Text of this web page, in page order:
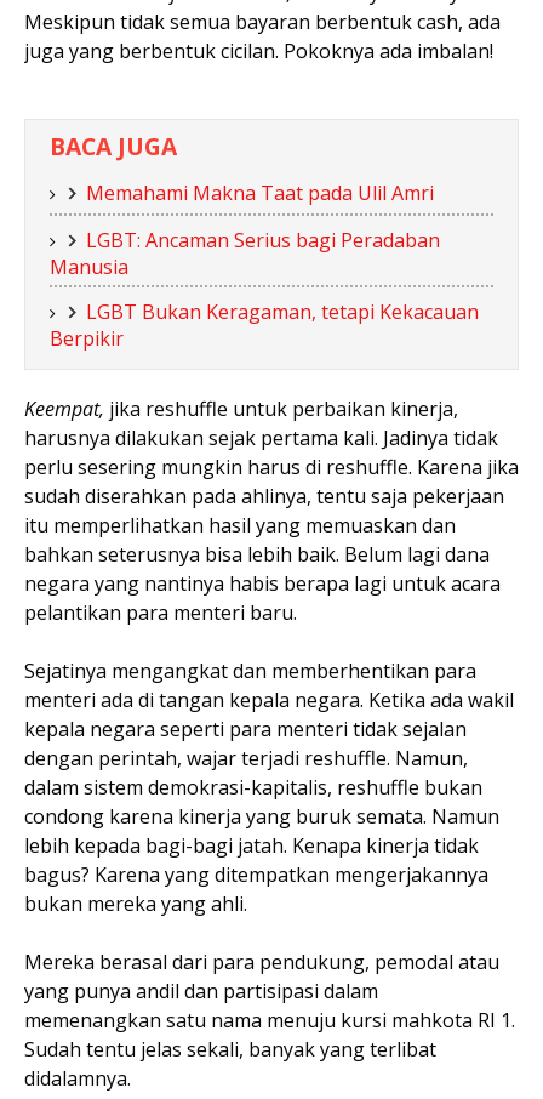
Meskipun tidak semua bayaran berbentuk cash, ada
juga yang berbentuk cicilan. Pokoknya ada imbalan!
BACA JUGA
Memahami Makna Taat pada Ulil Amri
LGBT: Ancaman Serius bagi Peradaban
Manusia
LGBT Bukan Keragaman, tetapi Kekacauan
Berpikir
Keempat, jika reshuffle untuk perbaikan kinerja,
harusnya dilakukan sejak pertama kali. Jadinya tidak
perlu sesering mungkin harus di reshuffle. Karena jika
sudah diserahkan pada ahlinya, tentu saja pekerjaan
itu memperlihatkan hasil yang memuaskan dan
bahkan seterusnya bisa lebih baik. Belum lagi dana
negara yang nantinya habis berapa lagi untuk acara
pelantikan para menteri baru.
Sejatinya mengangkat dan memberhentikan para
menteri ada di tangan kepala negara. Ketika ada wakil
kepala negara seperti para menteri tidak sejalan
dengan perintah, wajar terjadi reshuffle. Namun,
dalam sistem demokrasi-kapitalis, reshuffle bukan
condong karena kinerja yang buruk semata. Namun
lebih kepada bagi-bagi jatah. Kenapa kinerja tidak
bagus? Karena yang ditempatkan mengerjakannya
bukan mereka yang ahli.
Mereka berasal dari para pendukung, pemodal atau
yang punya andil dan partisipasi dalam
memenangkan satu nama menuju kursi mahkota RI 1.
Sudah tentu jelas sekali, banyak yang terlibat
didalamnya.